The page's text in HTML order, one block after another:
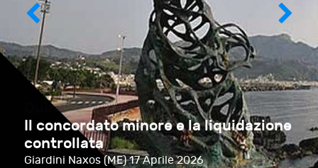
Il concordato minore e la liquidazione
controllata
Giardini Naxos (ME) 17 Aprile 2026